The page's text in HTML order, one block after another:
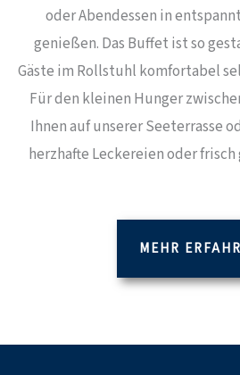
oder Abendessen in
genießen. Das Buffet ist so
Gäste im Rollstuhl komfortabel
Für den kleinen Hunger
Ihnen auf unserer Seeterrasse
herzhafte Leckereien oder
MEHR